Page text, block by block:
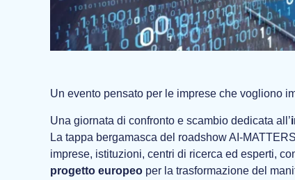
Un evento pensato per le imprese che vogliono
Una giornata di confronto e scambio dedicata all’
La tappa bergamasca del roadshow
imprese, istituzioni, centri di ricerca ed esperti,
progetto europeo per la trasformazione del